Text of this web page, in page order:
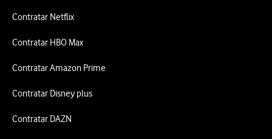
Contratar Netflix
Contratar HBO Max
Contratar Amazon Prime
Contratar Disney plus
Contratar DAZN